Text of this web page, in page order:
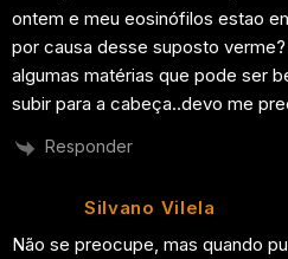
ontem e meu eosinófilos estao
por causa desse suposto
algumas matérias que pode ser
subir para a cabeça..devo me
Responder
Silvano Vilela
Não se preocupe, mas quando